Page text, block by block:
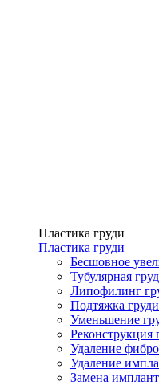
Пластика груди
Пластика груди
Бесшовное
Тубулярная
Липофилинг
Подтяжка груди
Уменьшение
Реконструкция
Удаление
Удаление
Замена